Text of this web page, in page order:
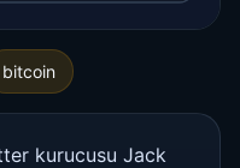
bitcoin
kurucusu Jack